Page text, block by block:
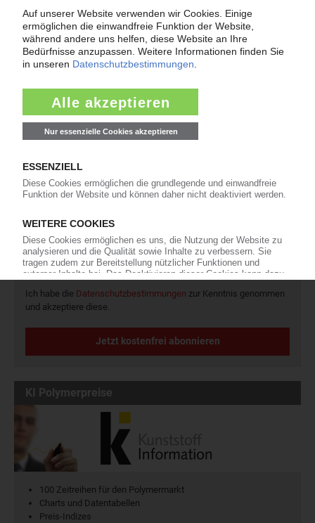
16
In eigener Sache
Newsletter
Kunststoffbranche – jeden Tag brandaktuell!
Ich habe die Datenschutzbestimmungen zur Kenntnis genommen
und akzeptiere diese.
Jetzt kostenfrei abonnieren
KI Polymerpreise
100 Zeitreihen für den Polymermarkt
Charts und Datentabellen
Preis-Indizes